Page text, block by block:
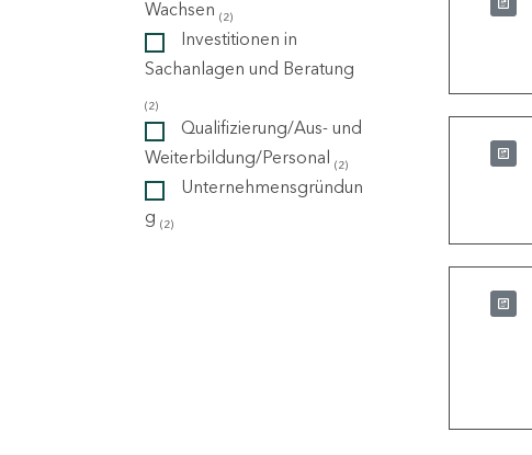
Wachsen (2)
Investitionen in
Sachanlagen und Beratung
(2)
Qualifizierung/Aus- und
Weiterbildung/Personal (2)
Unternehmensgründun
g (2)